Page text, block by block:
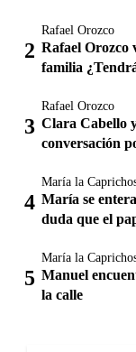
Rafael Orozco
Rafael Orozco
familia
Rafael Orozco
Clara Cabello
conversación
María la
María se
duda que el
María la
Manuel
la calle